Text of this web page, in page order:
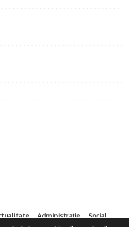
Administrație
Social